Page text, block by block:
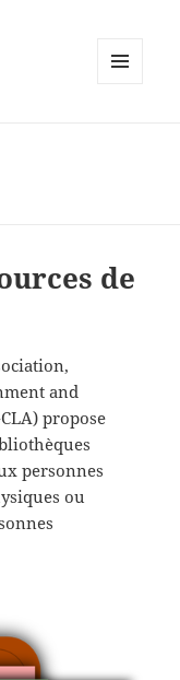
de
and
propose
personnes
ou